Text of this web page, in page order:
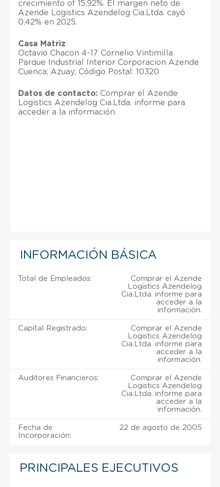
crecimiento of 15,92%. El margen neto de
Azende Logistics Azendelog Cia.Ltda. cayó
0,42% en 2025.
Casa Matriz
Octavio Chacon 4-17 Cornelio Vintimilla
Parque Industrial Interior Corporacion Azende
Cuenca; Azuay; Código Postal: 10320
Datos de contacto: Comprar el Azende
Logistics Azendelog Cia.Ltda. informe para
acceder a la información.
INFORMACIÓN BÁSICA
Total de Empleados:
Comprar el Azende
Logistics Azendelog
Cia.Ltda. informe para
acceder a la
información.
Capital Registrado:
Comprar el Azende
Logistics Azendelog
Cia.Ltda. informe para
acceder a la
información.
Auditores Financieros:
Comprar el Azende
Logistics Azendelog
Cia.Ltda. informe para
acceder a la
información.
Fecha de
Incorporación:
22 de agosto de 2005
PRINCIPALES EJECUTIVOS